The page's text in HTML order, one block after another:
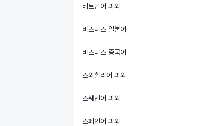
베트남어 과외
비즈니스 일본어
비즈니스 중국어
스와힐리어 과외
스웨덴어 과외
스페인어 과외